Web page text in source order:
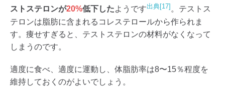
ストステロンが20%低下したようです出典[17] 。テストス
テロンは脂肪に含まれるコレステロールから作られま
す。痩せすぎると、テストステロンの材料がなくなって
しまうのです。
適度に食べ、適度に運動し、体脂肪率は8〜15％程度を
維持しておくのがよいでしょう。